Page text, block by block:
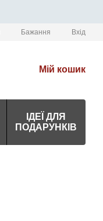
Бажання Вхід
Мій кошик
ІДЕЇ ДЛЯ
ПОДАРУНКІВ